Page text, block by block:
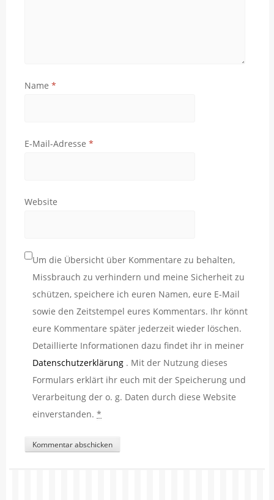
Name *
E-Mail-Adresse *
Website
Um die Übersicht über Kommentare zu behalten,
Missbrauch zu verhindern und meine Sicherheit zu
schützen, speichere ich euren Namen, eure E-Mail
sowie den Zeitstempel eures Kommentars. Ihr könnt
eure Kommentare später jederzeit wieder löschen.
Detaillierte Informationen dazu findet ihr in meiner
Datenschutzerklärung . Mit der Nutzung dieses
Formulars erklärt ihr euch mit der Speicherung und
Verarbeitung der o. g. Daten durch diese Website
einverstanden. *